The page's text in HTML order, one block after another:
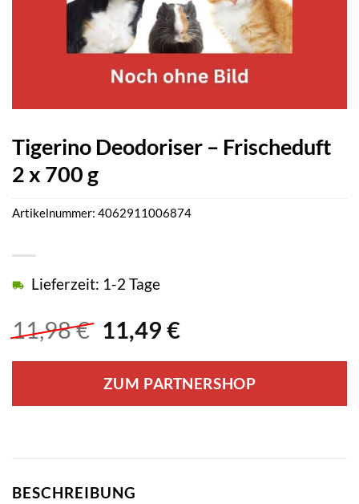
Tigerino Deodoriser – Frischeduft
2 x 700 g
11,98€ Ursprünglicher
war:
11,98 €
11,49 €Aktueller
ist:
11,49 €.
Lieferzeit: 1-2 Tage
ZUM PARTNERSHOP
Artikelnummer: 4062911006874
BESCHREIBUNG